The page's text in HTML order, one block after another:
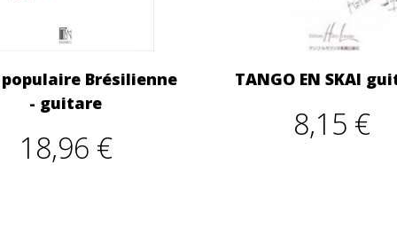
Brésilienne
- guitare
18,96 €
TANGO EN SKAI
8,15 €